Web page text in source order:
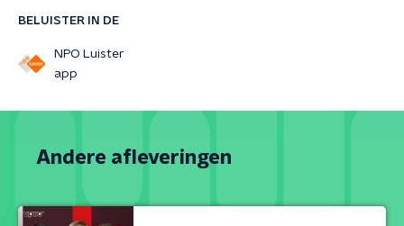
BELUISTER IN DE
NPO Luister
app
Andere afleveringen